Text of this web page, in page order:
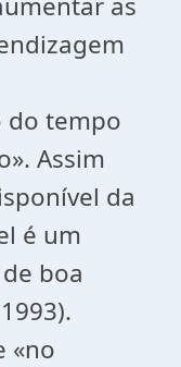
do tempo
Assim
da
é um
boa
«no